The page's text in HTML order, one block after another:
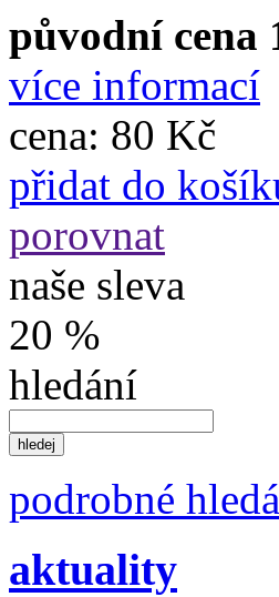
původní cena
více informací
cena: 80 Kč
přidat do
porovnat
naše sleva
20 %
hledání
podrobné
aktuality